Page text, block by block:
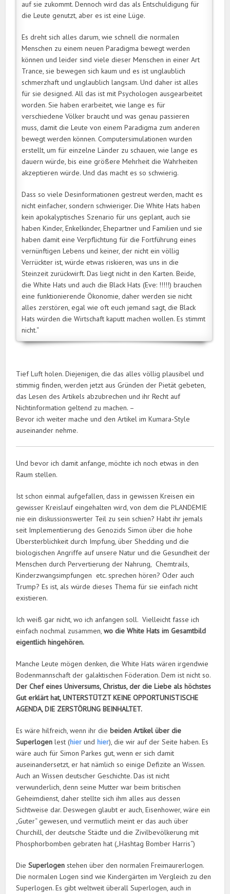
auf sie zukommt. Dennoch wird das als Entschuldigung für
die Leute genutzt, aber es ist eine Lüge.
Es dreht sich alles darum, wie schnell die normalen
Menschen zu einem neuen Paradigma bewegt werden
können und leider sind viele dieser Menschen in einer Art
Trance, sie bewegen sich kaum und es ist unglaublich
schmerzhaft und unglaublich langsam. Und daher ist alles
für sie designed. All das ist mit Psychologen ausgearbeitet
worden. Sie haben erarbeitet, wie lange es für
verschiedene Völker braucht und was genau passieren
muss, damit die Leute von einem Paradigma zum anderen
bewegt werden können. Computersimulationen wurden
erstellt, um für einzelne Länder zu schauen, wie lange es
dauern würde, bis eine größere Mehrheit die Wahrheiten
akzeptieren würde. Und das macht es so schwierig.
Dass so viele Desinformationen gestreut werden, macht es
nicht einfacher, sondern schwieriger. Die White Hats haben
kein apokalyptisches Szenario für uns geplant, auch sie
haben Kinder, Enkelkinder, Ehepartner und Familien und sie
haben damit eine Verpflichtung für die Fortführung eines
vernünftigen Lebens und keiner, der nicht ein völlig
Verrückter ist, würde etwas riskieren, was uns in die
Steinzeit zurückwirft. Das liegt nicht in den Karten. Beide,
die White Hats und auch die Black Hats (Eve: !!!!!) brauchen
eine funktionierende Ökonomie, daher werden sie nicht
alles zerstören, egal wie oft euch jemand sagt, die Black
Hats würden die Wirtschaft kaputt machen wollen. Es stimmt
nicht.“
Tief Luft holen. Diejenigen, die das alles völlig plausibel und
stimmig finden, werden jetzt aus Gründen der Pietät gebeten,
das Lesen des Artikels abzubrechen und ihr Recht auf
Nichtinformation geltend zu machen. –
Bevor ich weiter mache und den Artikel im Kumara-Style
auseinander nehme.
Und bevor ich damit anfange, möchte ich noch etwas in den
Raum stellen.
Ist schon einmal aufgefallen, dass in gewissen Kreisen ein
gewisser Kreislauf eingehalten wird, von dem die PLANDEMIE
nie ein diskussionswerter Teil zu sein schien? Habt ihr jemals
seit Implementierung des Genozids Simon über die hohe
Übersterblichkeit durch Impfung, über Shedding und die
biologischen Angriffe auf unsere Natur und die Gesundheit der
Menschen durch Pervertierung der Nahrung, Chemtrails,
Kinderzwangsimpfungen etc. sprechen hören? Oder auch
Trump? Es ist, als würde dieses Thema für sie einfach nicht
existieren.
Ich weiß gar nicht, wo ich anfangen soll. Vielleicht fasse ich
einfach nochmal zusammen,wo die White Hats im Gesamtbild
eigentlich hingehören.
Manche Leute mögen denken, die White Hats wären irgendwie
Bodenmannschaft der galaktischen Föderation. Dem ist nicht so.
Der Chef eines Universums, Christus, der die Liebe als höchstes
Gut erklärt hat, UNTERSTÜTZT KEINE OPPORTUNISTISCHE
AGENDA, DIE ZERSTÖRUNG BEINHALTET.
Es wäre hilfreich, wenn ihr die beiden Artikel über die
Superlogenlest (hier und hier), die wir auf der Seite haben. Es
wäre auch für Simon Parkes gut, wenn er sich damit
auseinandersetzt, er hat nämlich so einige Defizite an Wissen.
Auch an Wissen deutscher Geschichte. Das ist nicht
verwunderlich, denn seine Mutter war beim britischen
Geheimdienst, daher stellte sich ihm alles aus dessen
Sichtweise dar. Deswegen glaubt er auch, Eisenhower, wäre ein
„Guter“ gewesen, und vermutlich meint er das auch über
Churchill, der deutsche Städte und die Zivilbevölkerung mit
Phosphorbomben gebraten hat („Hashtag Bomber Harris“)
DieSuperlogen stehen über den normalen Freimaurerlogen.
Die normalen Logen sind wie Kindergärten im Vergleich zu den
Superlogen. Es gibt weltweit überall Superlogen, auch in